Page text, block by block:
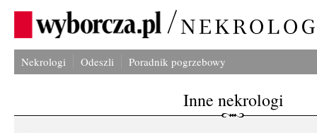
Nekrologi Odeszli Poradnik pogrzebowy
Inne nekrologi